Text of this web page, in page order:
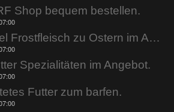
Shop bequem bestellen.
Geflügel Frostfleisch zu Ostern im Angebot.
Spezialitäten im Angebot.
Futter zum barfen.